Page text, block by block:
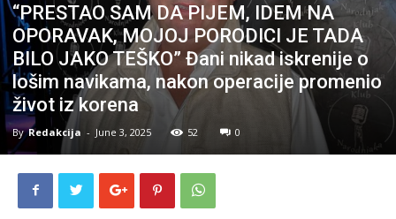
“PRESTAO SAM DA PIJEM, IDEM NA
OPORAVAK, MOJOJ PORODICI JE TADA
BILO JAKO TEŠKO” Đani nikad iskrenije o
lošim navikama, nakon operacije promenio
život iz korena
By Redakcija - June 3, 2025 52 0